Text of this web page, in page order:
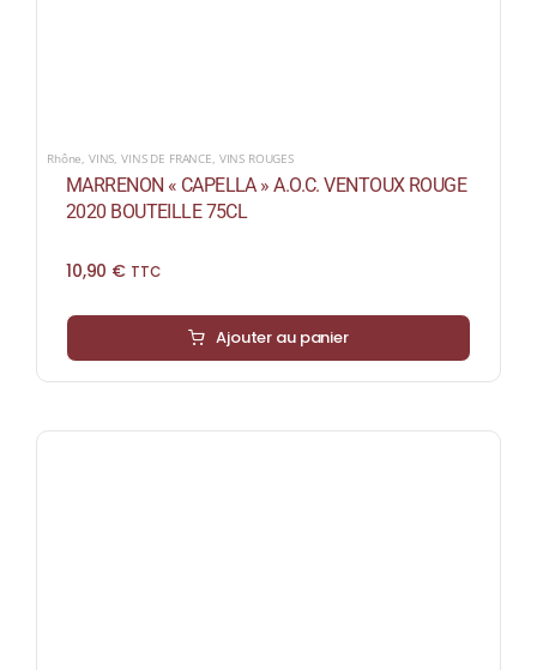
Rhône VINS ,VINS DE FRANCE VINS ROUGES
MARRENON « CAPELLA » A.O.C. VENTOUX ROUGE
2020 BOUTEILLE 75CL
10,90 € TTC
Ajouter au panier